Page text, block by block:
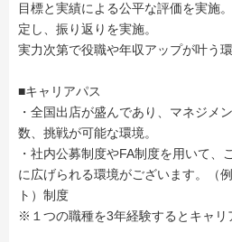
目標と実績による公平な評価を実施
定し、振り返りを実施。
実力次第で役職や年収アップが叶う環
■キャリアパス
・全国出店が盛んであり、マネジメ
数、挑戦が可能な環境。
・社内公募制度やFA制度を用いて、
に広げられる環境がございます。（
ト）制度
※１つの職種を3年経験するとキャリ